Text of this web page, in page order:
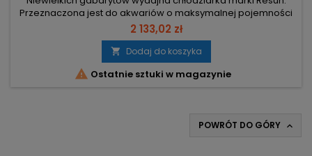
Przeznaczona jest do akwariów o maksymalnej pojemności
225l. Pozwala szybko obniżyć temperaturę nawet o ponad
10st.C oraz utrzymywać ją na zaprogramowanym przez
użytkownika poziomie. Jest to niezastąpione urządzenie
podczas letnich upałów. Jej wydajność doceni każdy
akwarysta oraz miłośnicy aksolotli.
2 133,02 zł
 Dodaj do koszyka
 Ostatnie sztuki w magazynie
POWRÓT DO GÓRY 